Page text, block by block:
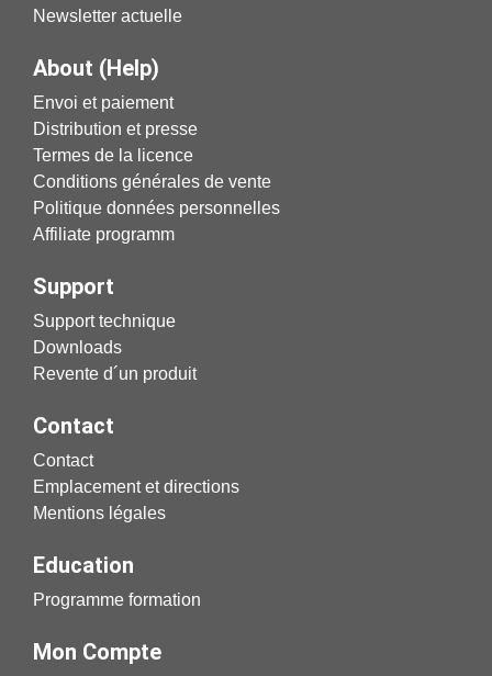
Newsletter actuelle
About (Help)
Envoi et paiement
Distribution et presse
Termes de la licence
Conditions générales de vente
Politique données personnelles
Affiliate programm
Support
Support technique
Downloads
Revente d´un produit
Contact
Contact
Emplacement et directions
Mentions légales
Education
Programme formation
Mon Compte